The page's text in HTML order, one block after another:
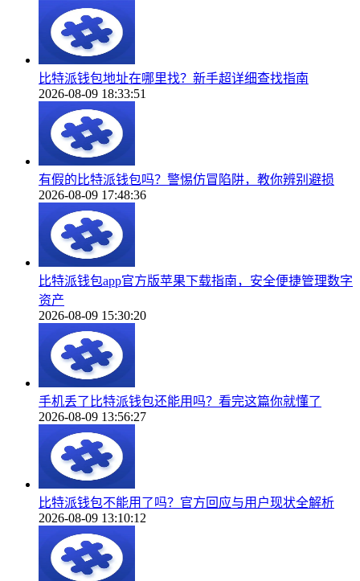
比特派钱包地址在哪里找？新手超详细查找指南
2026-08-09 18:33:51
有假的比特派钱包吗？警惕仿冒陷阱，教你辨别避损
2026-08-09 17:48:36
比特派钱包app官方版苹果下载指南，安全便捷管理数字
资产
2026-08-09 15:30:20
手机丢了比特派钱包还能用吗？看完这篇你就懂了
2026-08-09 13:56:27
比特派钱包不能用了吗？官方回应与用户现状全解析
2026-08-09 13:10:12